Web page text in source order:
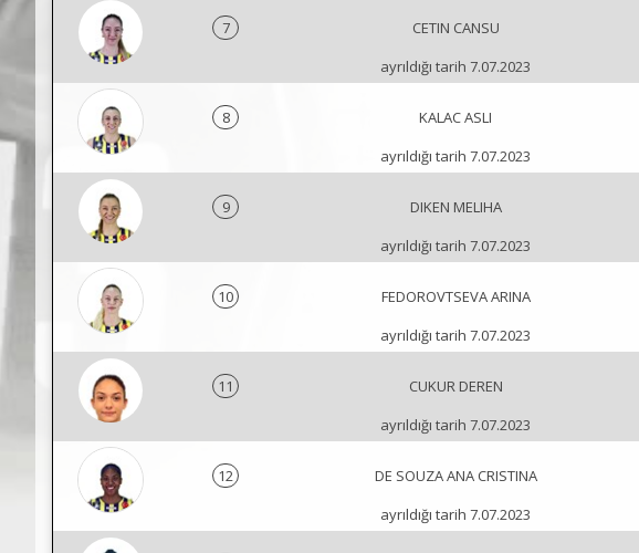
7
CETIN CANSU
ayrıldığı tarih 7.07.2023
8
KALAC ASLI
ayrıldığı tarih 7.07.2023
9
DIKEN MELIHA
ayrıldığı tarih 7.07.2023
10
FEDOROVTSEVA ARINA
ayrıldığı tarih 7.07.2023
11
CUKUR DEREN
ayrıldığı tarih 7.07.2023
12
DE SOUZA ANA CRISTINA
ayrıldığı tarih 7.07.2023